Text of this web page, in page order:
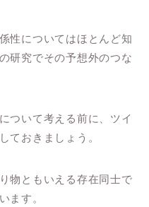
性についてはほとんど知
研究でその予想外のつな
ついて考える前に、ツイ
ておきましょう。
物ともいえる存在同士で
ます。